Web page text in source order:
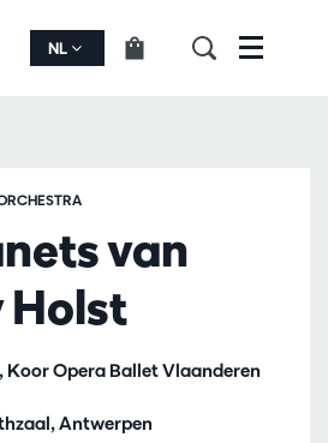
NL Menu
van
Holst
Koor Opera Ballet Vlaanderen
Antwerpen